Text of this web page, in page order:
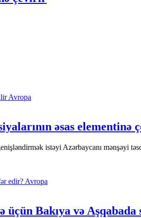
Avropa
əsas elementinə
istəyi Azərbaycanı mənşəyi
Avropa
Bakıya və Aşqabada